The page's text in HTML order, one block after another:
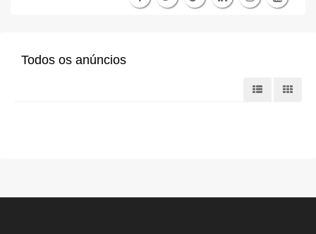
Todos os anúncios